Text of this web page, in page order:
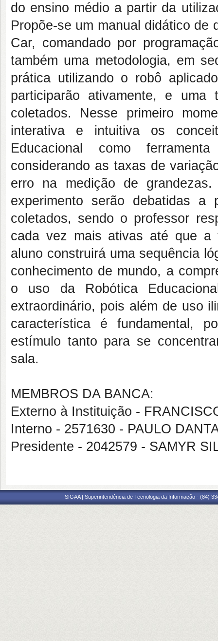
do ensino médio a partir da
Propõe-se um manual didático de
Car, comandado por
também uma metodologia, em
prática utilizando o robô
participarão ativamente, e
coletados. Nesse primeiro
interativa e intuitiva os
Educacional como
considerando as taxas de
erro na medição de
experimento serão debatidas
coletados, sendo o professor
cada vez mais ativas até que a
aluno construirá uma sequência
conhecimento de mundo, a
o uso da Robótica
extraordinário, pois além de uso
característica é fundamental,
estímulo tanto para se
sala.
MEMBROS DA BANCA:
Externo à Instituição -
Interno - 2571630 - PAULO
Presidente - 2042579 - SAMYR
SIGAA | Superintendência de Tecnologia da Informação - (84)